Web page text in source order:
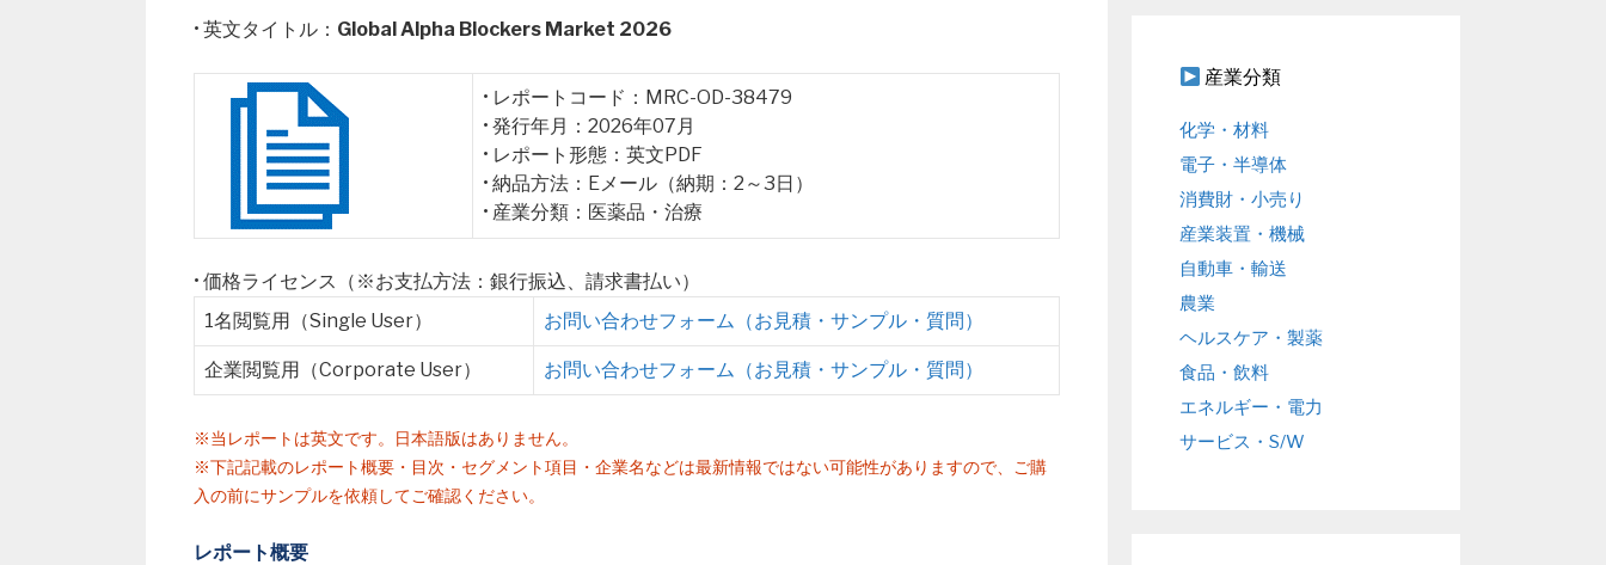
• 英文タイトル： Global Alpha Blockers Market 2026
• レポートコード：MRC-OD-38479
• 発行年月：2026年07月
• レポート形態：英文PDF
• 納品方法：Eメール（納期：2～3日）
• 産業分類：医薬品・治療
• 価格ライセンス（※お支払方法：銀行振込、請求書払い）
1名閲覧用（Single User）
お問い合わせフォーム（お見積・サンプル・質問）
企業閲覧用（Corporate User） お問い合わせフォーム（お見積・サンプル・質問）
※当レポートは英文です。日本語版はありません。
※下記記載のレポート概要・目次・セグメント項目・企業名などは最新情報ではない可能性がありますので、ご購
入の前にサンプルを依頼してご確認ください。
レポート概要
産業分類
化学・材料
電子・半導体
消費財・小売り
産業装置・機械
自動車・輸送
農業
ヘルスケア・製薬
食品・飲料
エネルギー・電力
サービス・S/W